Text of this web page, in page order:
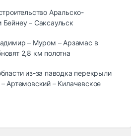
Аральско-
Бейнеу – Саксаульск
– Муром – Арзамас в
2,8 км полотна
из-за паводка перекрыли
Артемовский – Килачевское